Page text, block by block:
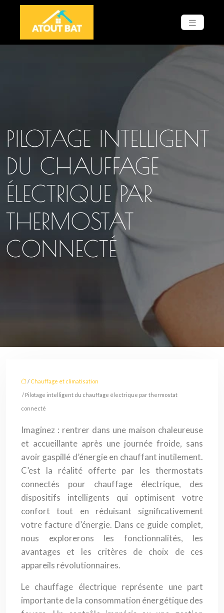
PILOTAGE INTELLIGENT
DU CHAUFFAGE
ÉLECTRIQUE PAR
THERMOSTAT
CONNECTÉ
/ Chauffage et climatisation
/ Pilotage intelligent du chauffage électrique par thermostat
connecté
Imaginez : rentrer dans une maison chaleureuse
et accueillante après une journée froide, sans
avoir gaspillé d’énergie en chauffant inutilement.
C’est la réalité offerte par les thermostats
connectés pour chauffage électrique, des
dispositifs intelligents qui optimisent votre
confort tout en réduisant significativement
votre facture d’énergie. Dans ce guide complet,
nous explorerons les fonctionnalités, les
avantages et les critères de choix de ces
appareils révolutionnaires.
Le chauffage électrique représente une part
importante de la consommation énergétique des